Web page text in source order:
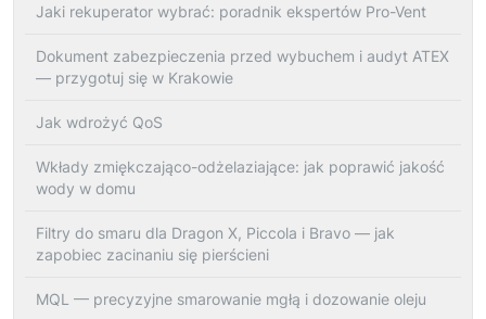
Jaki rekuperator wybrać: poradnik ekspertów Pro-Vent
Dokument zabezpieczenia przed wybuchem i audyt ATEX
— przygotuj się w Krakowie
Jak wdrożyć QoS
Wkłady zmiękczająco-odżelaziające: jak poprawić jakość
wody w domu
Filtry do smaru dla Dragon X, Piccola i Bravo — jak
zapobiec zacinaniu się pierścieni
MQL — precyzyjne smarowanie mgłą i dozowanie oleju